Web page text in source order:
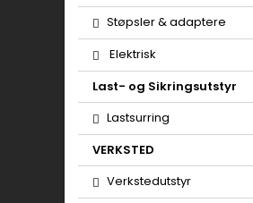
Støpsler & adaptere
Elektrisk
Last- og Sikringsutstyr
Lastsurring
VERKSTED
Verkstedutstyr